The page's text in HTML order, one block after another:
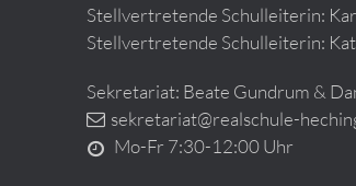
Stellvertretende Schulleiterin:
Stellvertretende Schulleiterin:
Sekretariat: Beate Gundrum &
sekretariat@realschule-
Mo-Fr 7:30-12:00 Uhr